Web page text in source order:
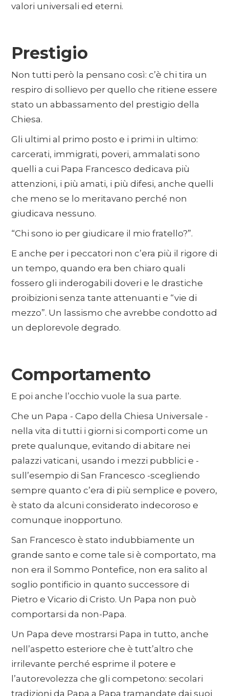
valori universali ed eterni.
Prestigio
Non tutti però la pensano così: c’è chi tira un
respiro di sollievo per quello che ritiene essere
stato un abbassamento del prestigio della
Chiesa.
Gli ultimi al primo posto e i primi in ultimo:
carcerati, immigrati, poveri, ammalati sono
quelli a cui Papa Francesco dedicava più
attenzioni, i più amati, i più difesi, anche quelli
che meno se lo meritavano perché non
giudicava nessuno.
“Chi sono io per giudicare il mio fratello?”.
E anche per i peccatori non c’era più il rigore di
un tempo, quando era ben chiaro quali
fossero gli inderogabili doveri e le drastiche
proibizioni senza tante attenuanti e “vie di
mezzo”. Un lassismo che avrebbe condotto ad
un deplorevole degrado.
Comportamento
E poi anche l’occhio vuole la sua parte.
Che un Papa - Capo della Chiesa Universale -
nella vita di tutti i giorni si comporti come un
prete qualunque, evitando di abitare nei
palazzi vaticani, usando i mezzi pubblici e -
sull’esempio di San Francesco -scegliendo
sempre quanto c’era di più semplice e povero,
è stato da alcuni considerato indecoroso e
comunque inopportuno.
San Francesco è stato indubbiamente un
grande santo e come tale si è comportato, ma
non era il Sommo Pontefice, non era salito al
soglio pontificio in quanto successore di
Pietro e Vicario di Cristo. Un Papa non può
comportarsi da non-Papa.
Un Papa deve mostrarsi Papa in tutto, anche
nell’aspetto esteriore che è tutt’altro che
irrilevante perché esprime il potere e
l’autorevolezza che gli competono: secolari
tradizioni da Papa a Papa tramandate dai suoi